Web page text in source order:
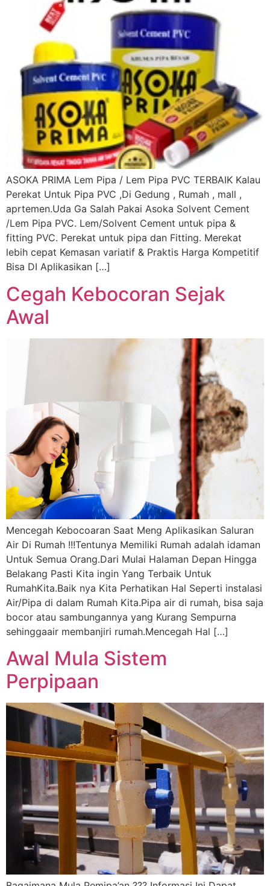
ASOKA PRIMA Lem Pipa / Lem Pipa PVC TERBAIK Kalau
Perekat Untuk Pipa PVC ,Di Gedung , Rumah , mall ,
aprtemen.Uda Ga Salah Pakai Asoka Solvent Cement
/Lem Pipa PVC. Lem/Solvent Cement untuk pipa &
fitting PVC. Perekat untuk pipa dan Fitting. Merekat
lebih cepat Kemasan variatif & Praktis Harga Kompetitif
Bisa DI Aplikasikan […]
Cegah Kebocoran Sejak
Awal
Mencegah Kebocoaran Saat Meng Aplikasikan Saluran
Air Di Rumah !!!Tentunya Memiliki Rumah adalah idaman
Untuk Semua Orang.Dari Mulai Halaman Depan Hingga
Belakang Pasti Kita ingin Yang Terbaik Untuk
RumahKita.Baik nya Kita Perhatikan Hal Seperti instalasi
Air/Pipa di dalam Rumah Kita.Pipa air di rumah, bisa saja
bocor atau sambungannya yang Kurang Sempurna
sehinggaair membanjiri rumah.Mencegah Hal […]
Awal Mula Sistem
Perpipaan